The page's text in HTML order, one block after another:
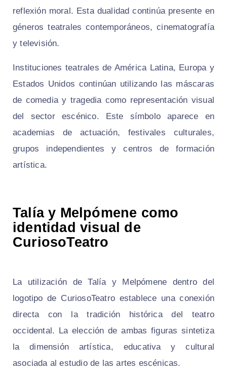
reflexión moral. Esta dualidad continúa presente en
géneros teatrales contemporáneos, cinematografía
y televisión.
Instituciones teatrales de América Latina, Europa y
Estados Unidos continúan utilizando las máscaras
de comedia y tragedia como representación visual
del sector escénico. Este símbolo aparece en
academias de actuación, festivales culturales,
grupos independientes y centros de formación
artística.
Talía y Melpómene como
identidad visual de
CuriosoTeatro
La utilización de Talía y Melpómene dentro del
logotipo de CuriosoTeatro establece una conexión
directa con la tradición histórica del teatro
occidental. La elección de ambas figuras sintetiza
la dimensión artística, educativa y cultural
asociada al estudio de las artes escénicas.